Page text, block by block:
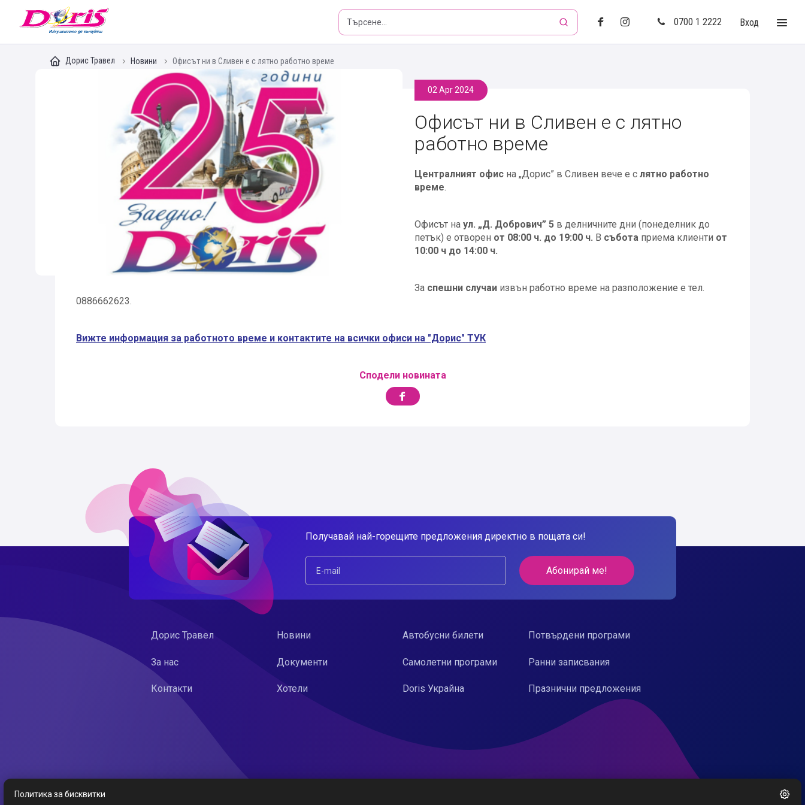
Doris - Изкушението да пътуваш
0700 1 2222
Вход
Дорис Травел Новини Офисът ни в Сливен е с лятно работно време
02 Apr 2024
Офисът ни в Сливен е с лятно
работно време
Централният офис на „Дорис” в Сливен вече е с лятно работно
време.
Офисът на ул. „Д. Добрович” 5 в делничните дни (понеделник до
петък) е отворен от 08:00 ч. до 19:00 ч. В събота приема клиенти от
10:00 ч до 14:00 ч.
За спешни случаи извън работно време на разположение е тел.
0886662623.
Вижте информация за работното време и контактите на всички офиси на "Дорис" ТУК
Сподели новината
Получавай най-горещите предложения директно в пощата си!
Абонирай ме!
Дорис Травел
За нас
Контакти
Новини
Документи
Хотели
Автобусни билети
Самолетни програми
Doris Украйна
Потвърдени програми
Ранни записвания
Празнични предложения
Политика за бисквитки